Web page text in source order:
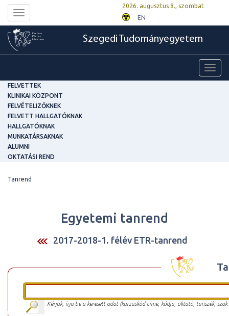
Toggle
navigation
2026. augusztus 8., szombat
EN
Szegedi Tudományegyetem
FELVETTEK
KLINIKAI KÖZPONT
FELVÉTELIZŐKNEK
FELVETT HALLGATÓKNAK
HALLGATÓKNAK
MUNKATÁRSAKNAK
ALUMNI
OKTATÁSI REND
Tanrend
Egyetemi tanrend
2017-2018-1. félév ETR-tanrend
Kérjük, írja be a keresett adat (kurzuskód címe, kódja, oktató, tanszék,